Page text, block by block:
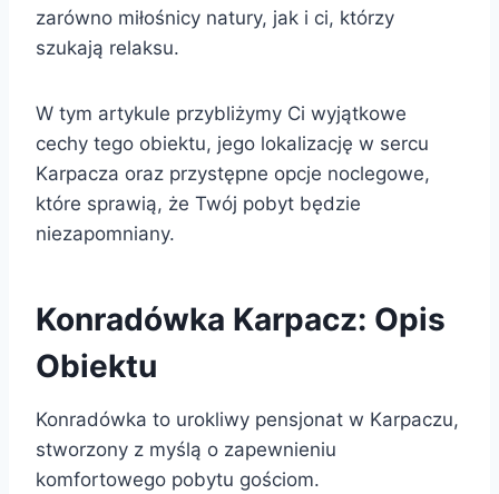
zarówno miłośnicy natury, jak i ci, którzy
szukają relaksu.
W tym artykule przybliżymy Ci wyjątkowe
cechy tego obiektu, jego lokalizację w sercu
Karpacza oraz przystępne opcje noclegowe,
które sprawią, że Twój pobyt będzie
niezapomniany.
Konradówka Karpacz: Opis
Obiektu
Konradówka to urokliwy pensjonat w Karpaczu,
stworzony z myślą o zapewnieniu
komfortowego pobytu gościom.